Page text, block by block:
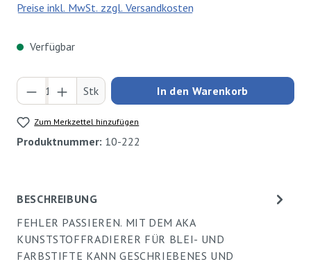
Preise inkl. MwSt. zzgl. Versandkosten
Verfügbar
Produkt Anzahl: Gib den gewünschten Wert
Stk In den Warenkorb
Zum Merkzettel hinzufügen
Produktnummer: 10-222
BESCHREIBUNG
FEHLER PASSIEREN. MIT DEM AKA
KUNSTSTOFFRADIERER FÜR BLEI- UND
FARBSTIFTE KANN GESCHRIEBENES UND